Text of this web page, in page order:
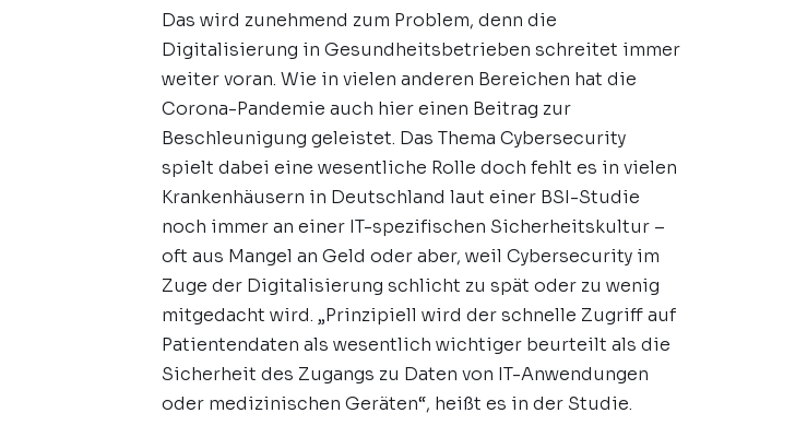
Das wird zunehmend zum Problem, denn die
Digitalisierung in Gesundheitsbetrieben schreitet immer
weiter voran. Wie in vielen anderen Bereichen hat die
Corona-Pandemie auch hier einen Beitrag zur
Beschleunigung geleistet. Das Thema Cybersecurity
spielt dabei eine wesentliche Rolle doch fehlt es in vielen
Krankenhäusern in Deutschland laut einer BSI-Studie
noch immer an einer IT-spezifischen Sicherheitskultur –
oft aus Mangel an Geld oder aber, weil Cybersecurity im
Zuge der Digitalisierung schlicht zu spät oder zu wenig
mitgedacht wird. „Prinzipiell wird der schnelle Zugriff auf
Patientendaten als wesentlich wichtiger beurteilt als die
Sicherheit des Zugangs zu Daten von IT-Anwendungen
oder medizinischen Geräten“, heißt es in der Studie.